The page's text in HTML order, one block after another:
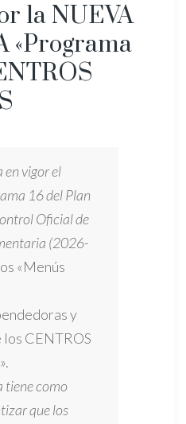
la NUEVA
«Programa
en vigor el
16 del Plan
Oficial de
(2026-
«Menús
y
CENTROS
tiene como
que los